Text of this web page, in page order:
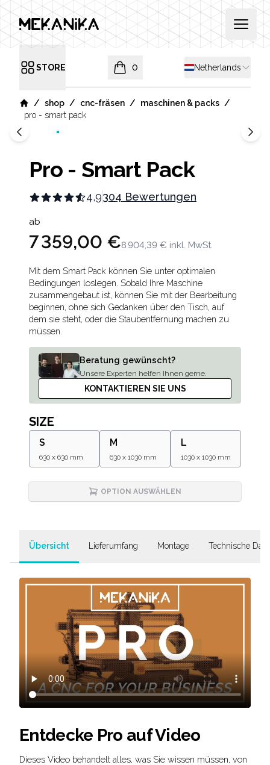
MEKANIKA Open
Open menu
STORE Shipping country
Netherlands
0
items in cart, view bag
Home
/ shop / cnc-fräsen / maschinen & packs /
pro - smart pack
Pro - Smart Pack
4,9304 Bewertungen
Product information
ab
7 359,00 €8 904,39 € inkl. MwSt.
Description
Mit dem Smart Pack können Sie unter optimalen
Bedingungen loslegen. Sobald Ihre Maschine
zusammengebaut ist, können Sie mit der Bearbeitung
beginnen, ohne sich Gedanken über den Tisch, auf
dem sie steht, oder die Staubentfernung machen zu
müssen.
Beratung gewünscht?
Unsere Experten helfen Ihnen gerne.
KONTAKTIEREN SIE UNS
SIZE
S
630 x 630 mm
M
630 x 1030 mm
L
1030 x 1030 mm
OPTION AUSWÄHLEN
Übersicht Lieferumfang Montage Technische
Entdecke Pro auf Video
Dieses Video behandelt alles, was Sie wissen müssen, von